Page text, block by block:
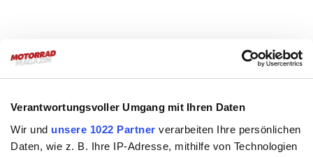
Verantwortungsvoller Umgang mit Ihren Daten
Wir und unsere 1022 Partner verarbeiten Ihre persönlichen
Daten, wie z. B. Ihre IP-Adresse, mithilfe von Technologien
Sport-/Hardenduro:
8.7.2026
Modellnews